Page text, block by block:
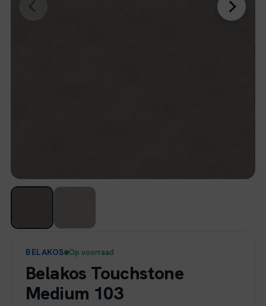
BELAKOS Op voorraad
Belakos Touchstone
Medium 103